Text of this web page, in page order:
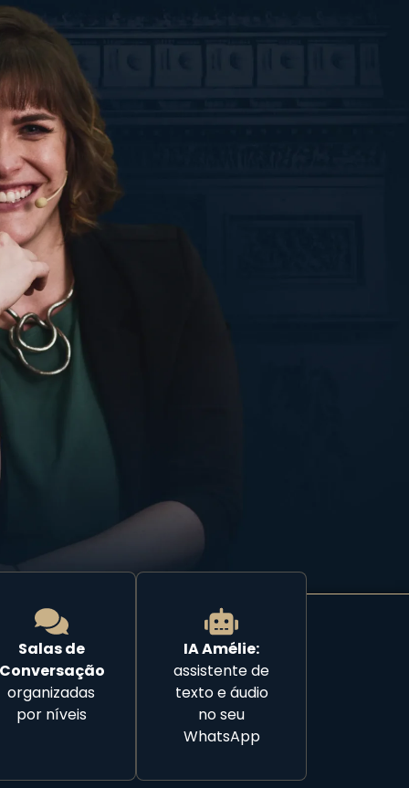
Salas de
organizadas
por níveis
IA Amélie:
assistente de
texto e áudio
no seu
WhatsApp